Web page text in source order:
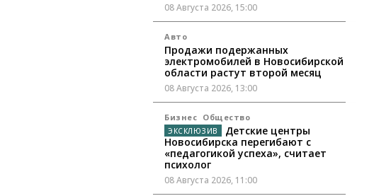
08 Августа 2026, 15:00
Авто
Продажи подержанных
электромобилей в Новосибирской
области растут второй месяц
08 Августа 2026, 13:00
Бизнес Общество
Детские центры
Новосибирска перегибают с
«педагогикой успеха», считает
психолог
08 Августа 2026, 11:00